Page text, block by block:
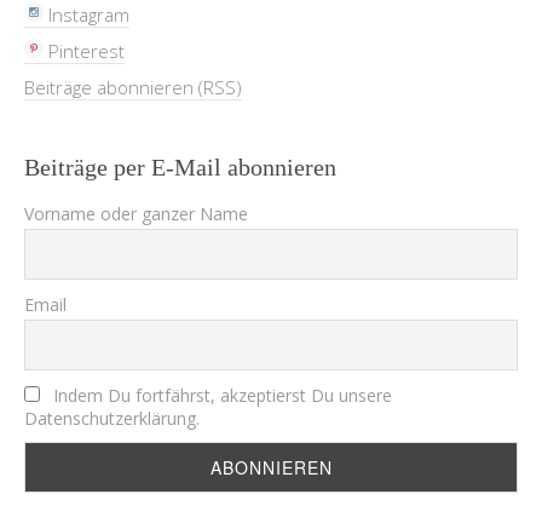
Instagram
Pinterest
Beiträge abonnieren (RSS)
Beiträge per E-Mail abonnieren
Vorname oder ganzer Name
Email
Indem Du fortfährst, akzeptierst Du unsere
Datenschutzerklärung.